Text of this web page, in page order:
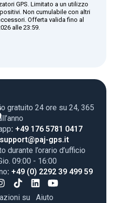
GPS. Limitato a un utilizzo
Non cumulabile con altri
Offerta valida fino al
alle 23:59.
gratuito 24 ore su 24, 365
: +49 176 5781 0417
gps.it
durante l’orario d’ufficio
09:00 - 16:00
: +49 (0) 2292 39 499 59
su
Aiuto